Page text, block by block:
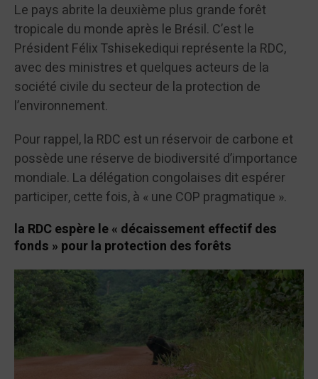
Le pays abrite la deuxième plus grande forêt
tropicale du monde après le Brésil. C’est le
Président Félix Tshisekediqui représente la RDC,
avec des ministres et quelques acteurs de la
société civile du secteur de la protection de
l’environnement.
Pour rappel, la RDC est un réservoir de carbone et
possède une réserve de biodiversité d’importance
mondiale. La délégation congolaises dit espérer
participer, cette fois, à « une COP pragmatique ».
la RDC espère le « décaissement effectif des
fonds » pour la protection des forêts